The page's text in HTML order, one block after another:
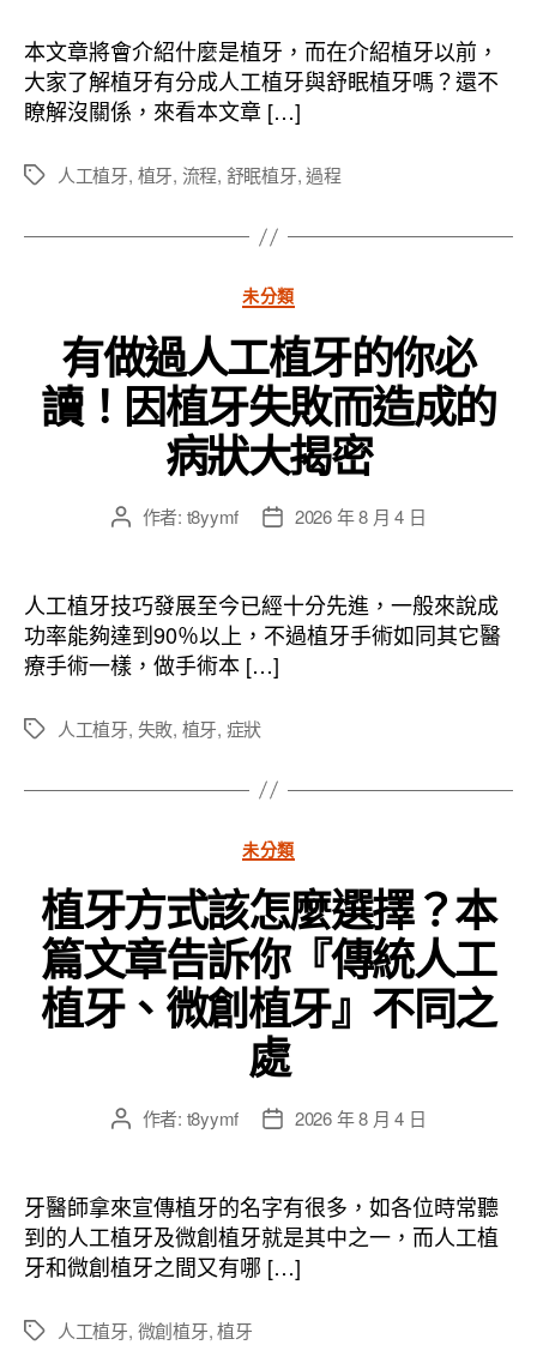
者
佈
日
期
本文章將會介紹什麼是植牙，而在介紹植牙以前，
大家了解植牙有分成人工植牙與舒眠植牙嗎？還不
瞭解沒關係，來看本文章 […]
標
人工植牙, 植牙, 流程, 舒眠植牙,過程
分
類
未分類
有做過人工植牙的你必
讀！因植牙失敗而造成的
病狀大揭密
文
者
作者: t8yymf
文
佈
日
期
2026 年 8 月 4 日
人工植牙技巧發展至今已經十分先進，一般來說成
功率能夠達到90％以上，不過植牙手術如同其它醫
療手術一樣，做手術本 […]
標
人工植牙, 失敗, 植牙, 症狀
分
類
未分類
植牙方式該怎麼選擇？本
篇文章告訴你『傳統人工
植牙、微創植牙』不同之
處
文
者
作者: t8yymf
文
佈
日
期
2026 年 8 月 4 日
牙醫師拿來宣傳植牙的名字有很多，如各位時常聽
到的人工植牙及微創植牙就是其中之一，而人工植
牙和微創植牙之間又有哪 […]
標
人工植牙, 微創植牙,植牙